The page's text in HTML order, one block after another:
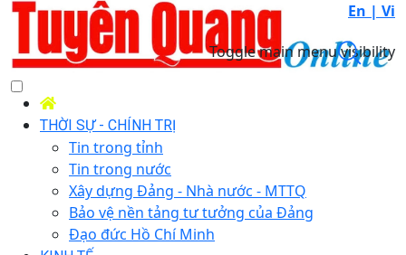
En | Vi
Toggle main menu visibility
THỜI SỰ - CHÍNH TRỊ
Tin trong tỉnh
Tin trong nước
Xây dựng Đảng - Nhà nước - MTTQ
Bảo vệ nền tảng tư tưởng của Đảng
Đạo đức Hồ Chí Minh